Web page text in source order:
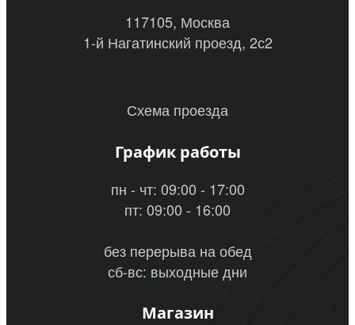
117105, Москва
1-й Нагатинский проезд, 2с2
Схема проезда
График работы
пн - чт: 09:00 - 17:00
пт: 09:00 - 16:00
без перерыва на обед
сб-вс: выходные дни
Магазин